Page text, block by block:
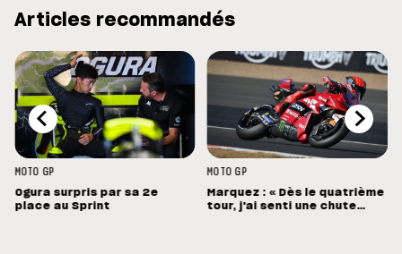
Articles recommandés
MOTO GP
Ogura surpris par sa 2e
place au Sprint
MOTO GP
Marquez : « Dès le quatrième
tour, j'ai senti une chute